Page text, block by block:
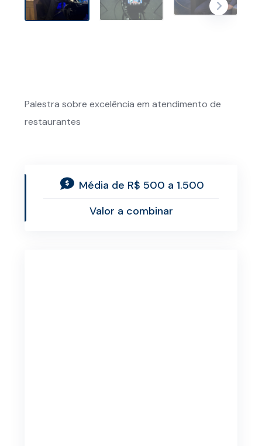
Palestra sobre excelência em atendimento de
restaurantes
Média de R$ 500 a 1.500
Valor a combinar